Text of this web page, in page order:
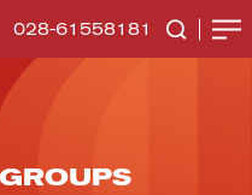
028-61558181